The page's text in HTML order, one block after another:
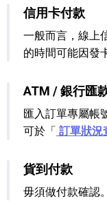
信用卡付款
一般而言，線上
的時間可能因發
ATM / 銀行匯
匯入訂單專屬帳
可於「 訂單狀況
貨到付款
毋須做付款確認。